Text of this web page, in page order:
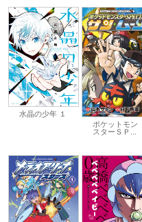
水晶の少年 １
ポケットモン
スターＳＰ...